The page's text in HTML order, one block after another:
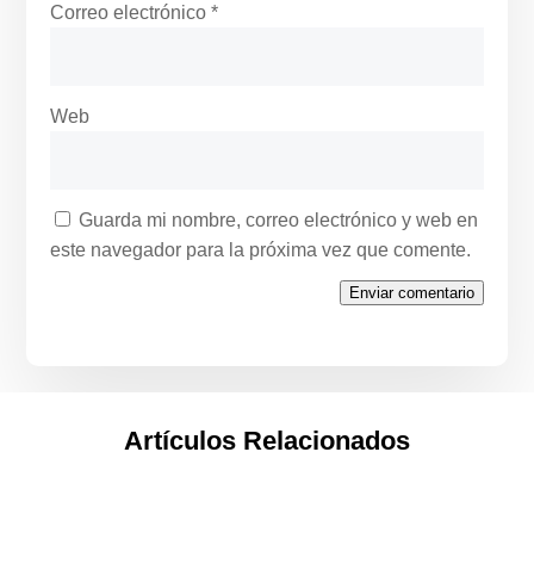
Correo electrónico*
Web
Guarda mi nombre, correo electrónico y web en
este navegador para la próxima vez que comente.
Enviar comentario
Artículos Relacionados